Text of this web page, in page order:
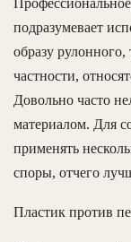
подразумевает
образу
частности,
Довольно часто
материалом. Для
применять
споры, отчего
Пластик против